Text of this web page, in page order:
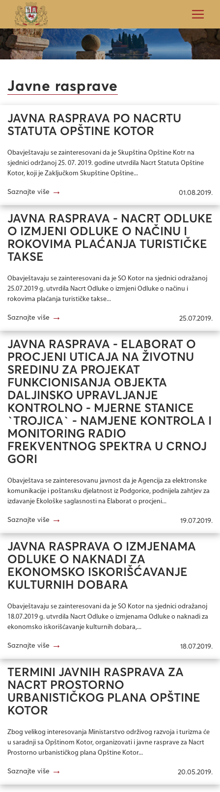
Javne rasprave
JAVNA RASPRAVA PO NACRTU
STATUTA OPŠTINE KOTOR
Obavještavaju se zainteresovani da je Skupština Opštine Kotr na
sjednici održanoj 25. 07. 2019. godine utvrdila Nacrt Statuta Opštine
Kotor, koji je Zaključkom Skupštine Opštine...
Saznajte više → 01.08.2019.
JAVNA RASPRAVA - NACRT ODLUKE
O IZMJENI ODLUKE O NAČINU I
ROKOVIMA PLAĆANJA TURISTIČKE
TAKSE
Obavještavaju se zainteresovani da je SO Kotor na sjednici odražanoj
25.07.2019 g. utvrdila Nacrt Odluke o izmjeni Odluke o načinu i
rokovima plaćanja turističke takse...
Saznajte više → 25.07.2019.
JAVNA RASPRAVA - ELABORAT O
PROCJENI UTICAJA NA ŽIVOTNU
SREDINU ZA PROJEKAT
FUNKCIONISANJA OBJEKTA
DALJINSKO UPRAVLJANJE
KONTROLNO - MJERNE STANICE
`TROJICA` - NAMJENE KONTROLA I
MONITORING RADIO
FREKVENTNOG SPEKTRA U CRNOJ
GORI
Obavještava se zainteresovanu javnost da je Agencija za elektronske
komunikacije i poštansku djelatnost iz Podgorice, podnijela zahtjev za
izdavanje Ekološke saglasnosti na Elaborat o procjeni...
Saznajte više → 19.07.2019.
JAVNA RASPRAVA O IZMJENAMA
ODLUKE O NAKNADI ZA
EKONOMSKO ISKORIŠĆAVANJE
KULTURNIH DOBARA
Obavještavaju se zainteresovani da je SO Kotor na sjednici odražanoj
18.07.2019 g. utvrdila Nacrt Odluke o izmjenama Odluke o naknadi za
ekonomsko iskorišćavanje kulturnih dobara,...
Saznajte više → 18.07.2019.
TERMINI JAVNIH RASPRAVA ZA
NACRT PROSTORNO
URBANISTIČKOG PLANA OPŠTINE
KOTOR
Zbog velikog interesovanja Ministarstvo održivog razvoja i turizma će
u saradnji sa Opštinom Kotor, organizovati i javne rasprave za Nacrt
Prostorno urbanističkog plana Opštine Kotor...
Saznajte više → 20.05.2019.